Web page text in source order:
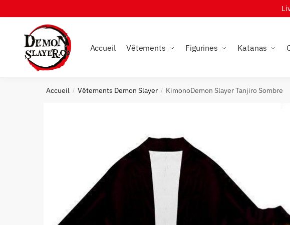
to
navigation
to
Accueil Vêtements Figurines Katanas
Accueil / Vêtements Demon Slayer / KimonoDemon Slayer Tanjiro Sombre